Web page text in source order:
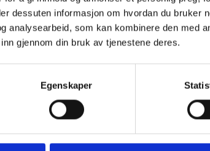
dessuten informasjon om hvordan du bruker
analysearbeid, som kan kombinere den med
gjennom din bruk av tjenestene deres.
Egenskaper